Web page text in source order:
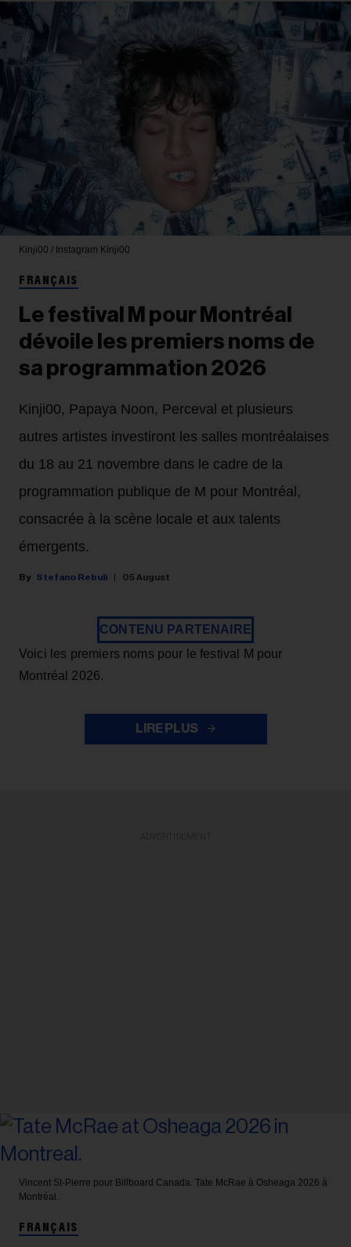
Kinji00 / Instagram Kinji00
FRANÇAIS
Le festival M pour Montréal
dévoile les premiers noms de
sa programmation 2026
Kinji00, Papaya Noon, Perceval et plusieurs
autres artistes investiront les salles montréalaises
du 18 au 21 novembre dans le cadre de la
programmation publique de M pour Montréal,
consacrée à la scène locale et aux talents
émergents.
Stefano Rebuli 05 August
CONTENU PARTENAIRE
Voici les premiers noms pour le festival M pour
Montréal 2026.
LIRE PLUS
Vincent St-Pierre pour Billboard Canada. Tate McRae à Osheaga 2026 à
Montréal.
FRANÇAIS